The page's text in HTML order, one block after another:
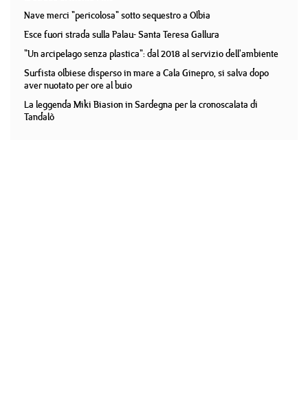
Nave merci "pericolosa" sotto sequestro a Olbia
Esce fuori strada sulla Palau- Santa Teresa Gallura
"Un arcipelago senza plastica": dal 2018 al servizio dell'ambiente
Surfista olbiese disperso in mare a Cala Ginepro, si salva dopo
aver nuotato per ore al buio
La leggenda Miki Biasion in Sardegna per la cronoscalata di
Tandalò